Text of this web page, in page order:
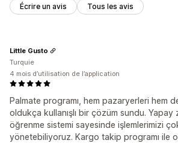
Écrire un avis Tous les avis
Palmate programı, hem pazaryerleri hem
oldukça kullanışlı bir çözüm sundu. Yapay
öğrenme sistemi sayesinde işlemlerimizi
yönetebiliyoruz. Kargo takip programı ile
Little Gusto
Turquie
4 mois d’utilisation de l’application